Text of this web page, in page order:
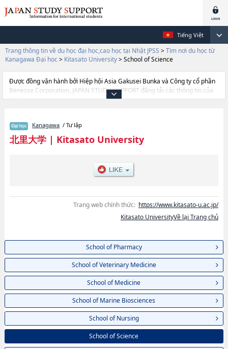
Tiếng Việt
Trang thông tin về du học đại học,cao học tại Nhật JPSS > Tìm nơi du học từ
Kanagawa Đại học > Kitasato University> School of Science
Được đồng vận hành bởi Hiệp hội Asia Gakusei Bunka và Công ty cổ phần
Benesse Corporation, JAPAN STUDY SUPPORT đăng tải các thông tin của
khoảng 1.300 trường đại học, cao học, trường đại học ngắn hạn, trường
cần thiết dành cho du học sinh, như là về các Ngành School of
PharmacyhoặcNgành School of Veterinary MedicinehoặcNgành School of
MedicinehoặcNgành School of Marine BioscienceshoặcNgành School of
ScienceshoặcNgành School of Frontier EngineeringhoặcNgành School of
Health Sciences, thông tin về từng ngành học, thông tin liên quan đến thi
Kanagawa / Tư lập
北里大学| Kitasato University
Trang web chính thức: https://www.kitasato-u.ac.jp/
Kitasato UniversityVề lại Trang chủ
School of Pharmacy
School of Veterinary Medicine
School of Medicine
School of Marine Biosciences
School of Nursing
School of Science